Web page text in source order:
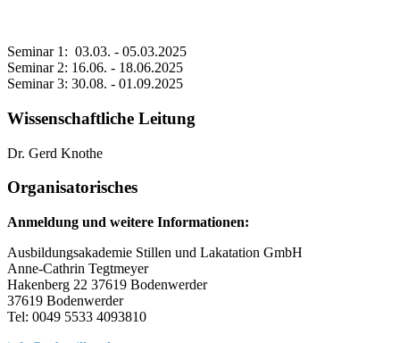
Seminar 1: 03.03. - 05.03.2025
Seminar 2: 16.06. - 18.06.2025
Seminar 3: 30.08. - 01.09.2025
Wissenschaftliche Leitung
Dr. Gerd Knothe
Organisatorisches
Anmeldung und weitere Informationen:
Ausbildungsakademie Stillen und Lakatation GmbH
Anne-Cathrin Tegtmeyer
Hakenberg 22 37619 Bodenwerder
37619 Bodenwerder
Tel: 0049 5533 4093810